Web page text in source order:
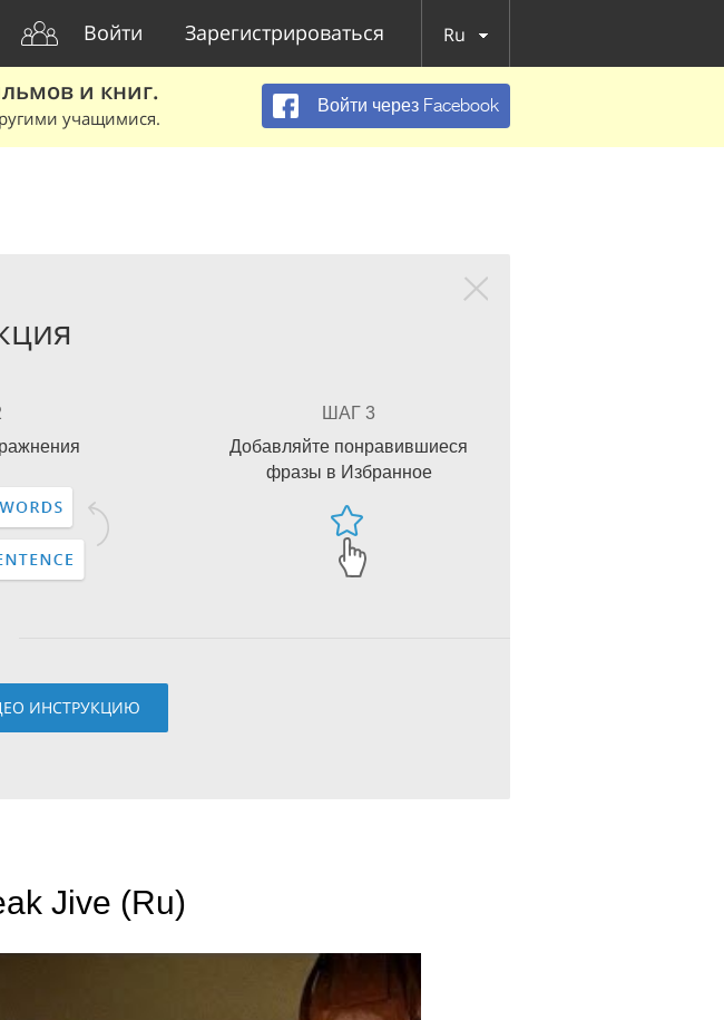
Войти Зарегистрироваться Ru
и книг.
учащимися.
Войти через Facebook
ШАГ 3
Добавляйте понравившиеся
фразы в Избранное
ИНСТРУКЦИЮ
Jive (Ru)